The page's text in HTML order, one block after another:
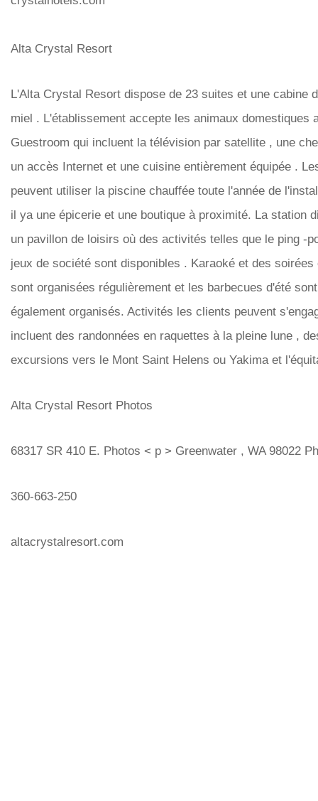
Alta Crystal Resort
L'Alta Crystal Resort dispose de 23 suites et une cabine
miel . L'établissement accepte les animaux domestiques
Guestroom qui incluent la télévision par satellite , une
un accès Internet et une cuisine entièrement équipée .
peuvent utiliser la piscine chauffée toute l'année de
il ya une épicerie et une boutique à proximité. La station
un pavillon de loisirs où des activités telles que le ping -
jeux de société sont disponibles . Karaoké et des soirées
sont organisées régulièrement et les barbecues d'été sont
également organisés. Activités les clients peuvent
incluent des randonnées en raquettes à la pleine lune ,
excursions vers le Mont Saint Helens ou Yakima et
Alta Crystal Resort Photos
68317 SR 410 E. Photos < p > Greenwater , WA 98022
360-663-250
altacrystalresort.com